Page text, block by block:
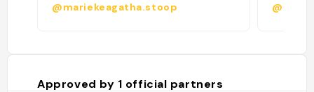
@mariekeagatha.stoop
Approved by 1 official partners